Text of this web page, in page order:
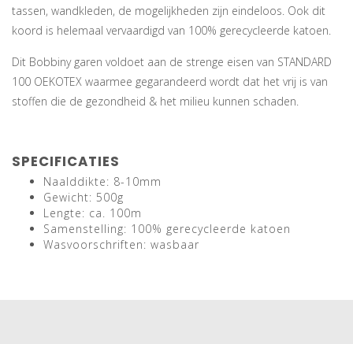
tassen, wandkleden, de mogelijkheden zijn eindeloos. Ook dit
koord is helemaal vervaardigd van 100% gerecycleerde katoen.
Dit Bobbiny garen voldoet aan de strenge eisen van STANDARD
100 OEKOTEX waarmee gegarandeerd wordt dat het vrij is van
stoffen die de gezondheid & het milieu kunnen schaden.
SPECIFICATIES
Naalddikte: 8-10mm
Gewicht: 500g
Lengte: ca. 100m
Samenstelling: 100% gerecycleerde katoen
Wasvoorschriften: wasbaar